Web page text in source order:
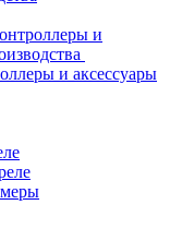
и
и аксессуары